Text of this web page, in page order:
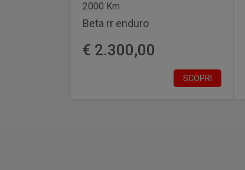
2000 Km
Beta rr enduro
€ 2.300,00
SCOPRI